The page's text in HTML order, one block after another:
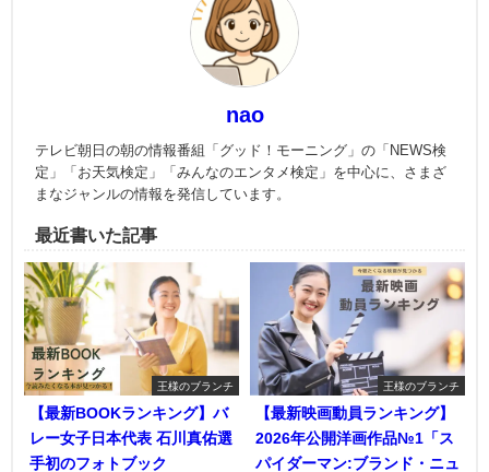
nao
テレビ朝日の朝の情報番組「グッド！モーニング」の「NEWS検
定」「お天気検定」「みんなのエンタメ検定」を中心に、さまざ
まなジャンルの情報を発信しています。
最近書いた記事
王様のブランチ
【最新BOOKランキング】バ
レー女子日本代表 石川真佑選
手初のフォトブック
王様のブランチ
【最新映画動員ランキング】
2026年公開洋画作品№1「ス
パイダーマン:ブランド・ニュ